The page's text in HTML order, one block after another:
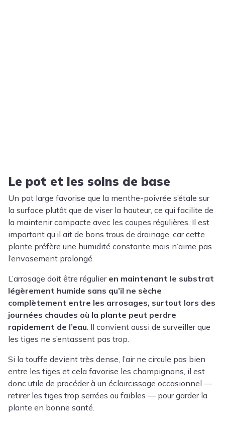
Le pot et les soins de base
Un pot large favorise que la menthe-poivrée s’étale sur
la surface plutôt que de viser la hauteur, ce qui facilite de
la maintenir compacte avec les coupes régulières. Il est
important qu’il ait de bons trous de drainage, car cette
plante préfère une humidité constante mais n’aime pas
l’envasement prolongé.
L’arrosage doit être régulier en maintenant le substrat
légèrement humide sans qu’il ne sèche
complètement entre les arrosages, surtout lors des
journées chaudes où la plante peut perdre
rapidement de l’eau . Il convient aussi de surveiller que
les tiges ne s’entassent pas trop.
Si la touffe devient très dense, l’air ne circule pas bien
entre les tiges et cela favorise les champignons, il est
donc utile de procéder à un éclaircissage occasionnel —
retirer les tiges trop serrées ou faibles — pour garder la
plante en bonne santé.